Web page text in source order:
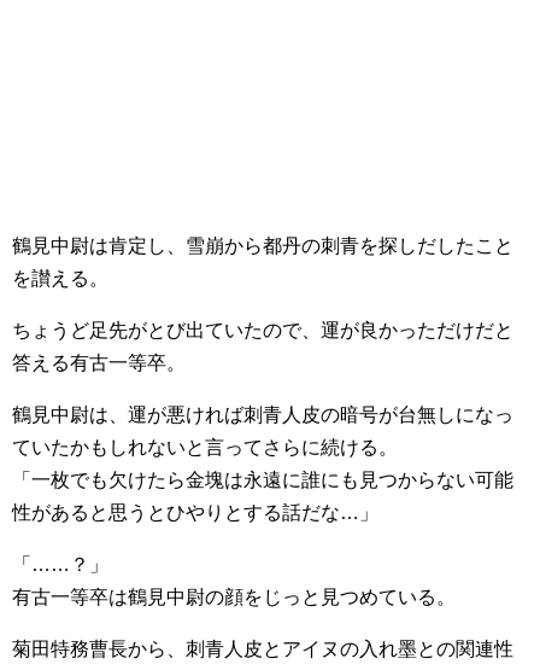
鶴見中尉は肯定し、雪崩から都丹の刺青を探しだしたこと
を讃える。
ちょうど足先がとび出ていたので、運が良かっただけだと
答える有古一等卒。
鶴見中尉は、運が悪ければ刺青人皮の暗号が台無しになっ
ていたかもしれないと言ってさらに続ける。
「一枚でも欠けたら金塊は永遠に誰にも見つからない可能
性があると思うとひやりとする話だな…」
「……？」
有古一等卒は鶴見中尉の顔をじっと見つめている。
菊田特務曹長から、刺青人皮とアイヌの入れ墨との関連性